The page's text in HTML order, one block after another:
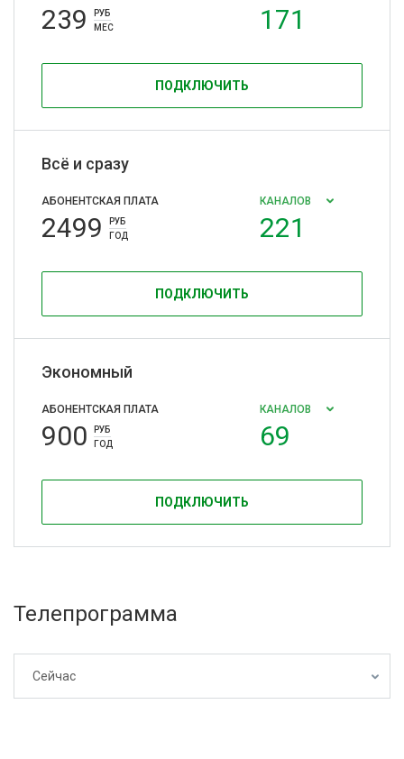
239
РУБ
МЕС
171
ПОДКЛЮЧИТЬ
Всё и сразу
АБОНЕНТСКАЯ ПЛАТА
2499
РУБ
ГОД
КАНАЛОВ
221
ПОДКЛЮЧИТЬ
Экономный
АБОНЕНТСКАЯ ПЛАТА
900
РУБ
ГОД
КАНАЛОВ
69
ПОДКЛЮЧИТЬ
Телепрограмма
Сейчас